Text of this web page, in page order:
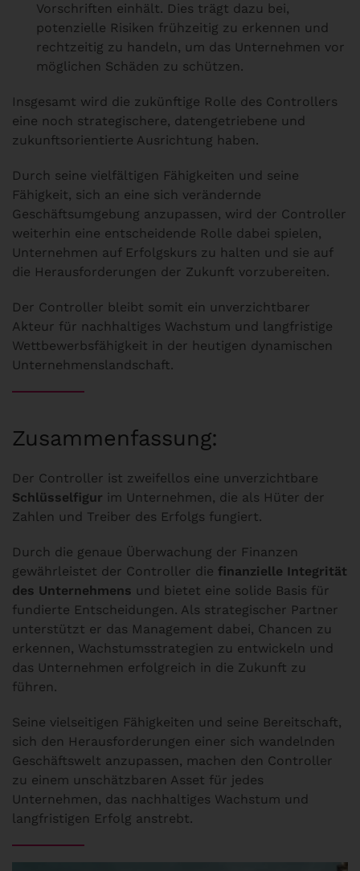
Vorschriften einhält. Dies trägt dazu bei,
potenzielle Risiken frühzeitig zu erkennen und
rechtzeitig zu handeln, um das Unternehmen vor
möglichen Schäden zu schützen.
Insgesamt wird die zukünftige Rolle des Controllers
eine noch strategischere, datengetriebene und
zukunftsorientierte Ausrichtung haben.
Durch seine vielfältigen Fähigkeiten und seine
Fähigkeit, sich an eine sich verändernde
Geschäftsumgebung anzupassen, wird der Controller
weiterhin eine entscheidende Rolle dabei spielen,
Unternehmen auf Erfolgskurs zu halten und sie auf
die Herausforderungen der Zukunft vorzubereiten.
Der Controller bleibt somit ein unverzichtbarer
Akteur für nachhaltiges Wachstum und langfristige
Wettbewerbsfähigkeit in der heutigen dynamischen
Unternehmenslandschaft.
Zusammenfassung:
Der Controller ist zweifellos eine unverzichtbare
Schlüsselfigur im Unternehmen, die als Hüter der
Zahlen und Treiber des Erfolgs fungiert.
Durch die genaue Überwachung der Finanzen
gewährleistet der Controller die finanzielle Integrität
des Unternehmens und bietet eine solide Basis für
fundierte Entscheidungen. Als strategischer Partner
unterstützt er das Management dabei, Chancen zu
erkennen, Wachstumsstrategien zu entwickeln und
das Unternehmen erfolgreich in die Zukunft zu
führen.
Seine vielseitigen Fähigkeiten und seine Bereitschaft,
sich den Herausforderungen einer sich wandelnden
Geschäftswelt anzupassen, machen den Controller
zu einem unschätzbaren Asset für jedes
Unternehmen, das nachhaltiges Wachstum und
langfristigen Erfolg anstrebt.